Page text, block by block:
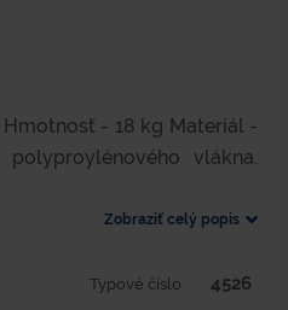
- 18 kg Materiál -
vlákna.
Zobraziť celý popis
Typové číslo 4526